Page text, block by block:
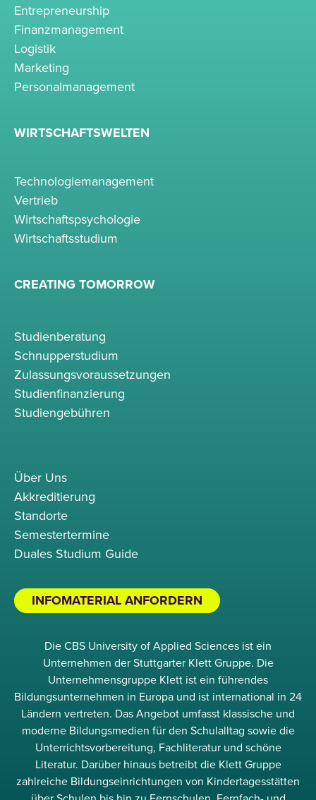
Entrepreneurship
Finanzmanagement
Logistik
Marketing
Personalmanagement
WIRTSCHAFTSWELTEN
Technologiemanagement
Vertrieb
Wirtschaftspsychologie
Wirtschaftsstudium
CREATING TOMORROW
Studienberatung
Schnupperstudium
Zulassungsvoraussetzungen
Studienfinanzierung
Studiengebühren
Über Uns
Akkreditierung
Standorte
Semestertermine
Duales Studium Guide
INFOMATERIAL ANFORDERN
Die CBS University of Applied Sciences ist ein
Unternehmen der Stuttgarter Klett Gruppe. Die
Unternehmensgruppe Klett ist ein führendes
Bildungsunternehmen in Europa und ist international in 24
Ländern vertreten. Das Angebot umfasst klassische und
moderne Bildungsmedien für den Schulalltag sowie die
Unterrichtsvorbereitung, Fachliteratur und schöne
Literatur. Darüber hinaus betreibt die Klett Gruppe
zahlreiche Bildungseinrichtungen von Kindertagesstätten